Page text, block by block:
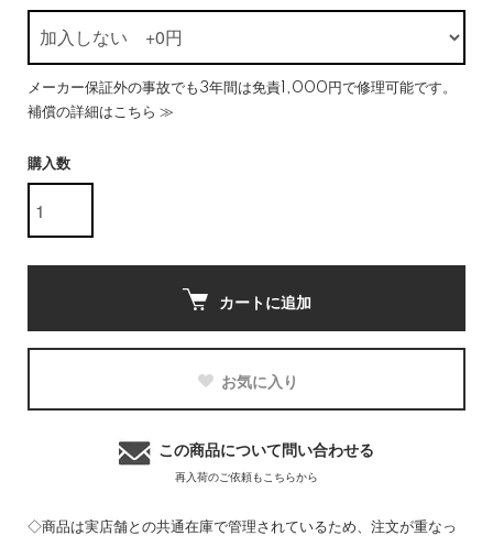
メーカー保証外の事故でも3年間は免責1,000円で修理可能です。
補償の詳細はこちら ≫
購入数
カートに追加
お気に入り
この商品について問い合わせる
再入荷のご依頼もこちらから
◇商品は実店舗との共通在庫で管理されているため、注文が重なっ